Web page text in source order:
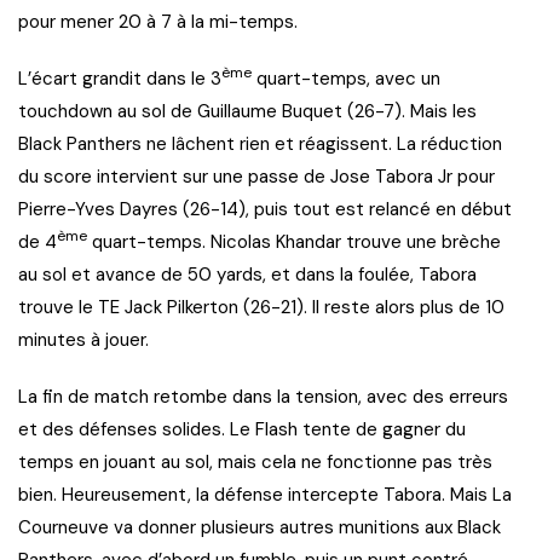
pour mener 20 à 7 à la mi-temps.
L’écart grandit dans le 3ème quart-temps, avec un
touchdown au sol de Guillaume Buquet (26-7). Mais les
Black Panthers ne lâchent rien et réagissent. La réduction
du score intervient sur une passe de Jose Tabora Jr pour
Pierre-Yves Dayres (26-14), puis tout est relancé en début
de 4ème quart-temps. Nicolas Khandar trouve une brèche
au sol et avance de 50 yards, et dans la foulée, Tabora
trouve le TE Jack Pilkerton (26-21). Il reste alors plus de 10
minutes à jouer.
La fin de match retombe dans la tension, avec des erreurs
et des défenses solides. Le Flash tente de gagner du
temps en jouant au sol, mais cela ne fonctionne pas très
bien. Heureusement, la défense intercepte Tabora. Mais La
Courneuve va donner plusieurs autres munitions aux Black